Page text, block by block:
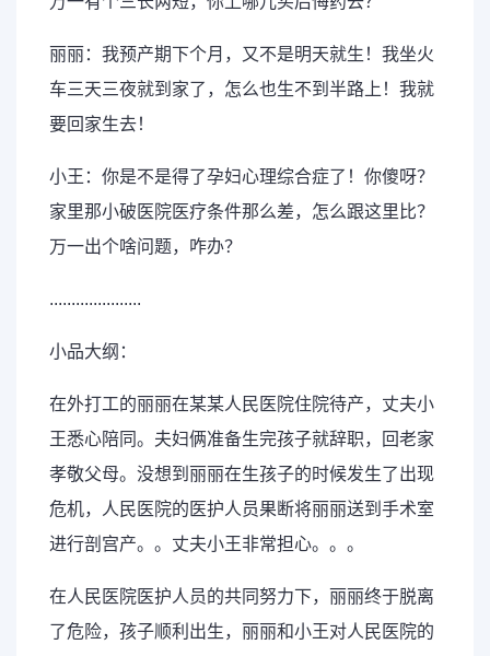
丽丽：我预产期下个月，又不是明天就生！我坐火
车三天三夜就到家了，怎么也生不到半路上！我就
要回家生去！
小王：你是不是得了孕妇心理综合症了！你傻呀？
家里那小破医院医疗条件那么差，怎么跟这里比？
万一出个啥问题，咋办？
.....................
小品大纲：
在外打工的丽丽在某某人民医院住院待产，丈夫小
王悉心陪同。夫妇俩准备生完孩子就辞职，回老家
孝敬父母。没想到丽丽在生孩子的时候发生了出现
危机，人民医院的医护人员果断将丽丽送到手术室
进行剖宫产。。丈夫小王非常担心。。。
在人民医院医护人员的共同努力下，丽丽终于脱离
了危险，孩子顺利出生，丽丽和小王对人民医院的